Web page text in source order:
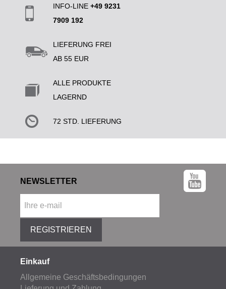
INFO-LINE +49 9231
7909 192
LIEFERUNG FREI
AB 55 EUR
ALLE PRODUKTE
LAGERND
72 STD. LIEFERUNG
NEWSLETTER
REGISTRIEREN
Einkauf
Allgemeine Geschäftsbedingungen